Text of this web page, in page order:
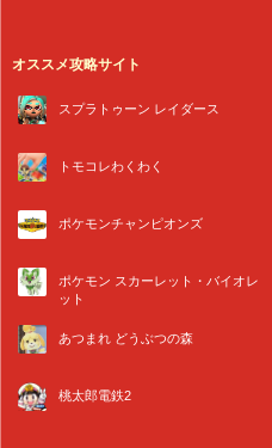
オススメ攻略サイト
スプラトゥーン レイダース
トモコレわくわく
ポケモンチャンピオンズ
ポケモン スカーレット・バイオレ
ット
あつまれ どうぶつの森
桃太郎電鉄2